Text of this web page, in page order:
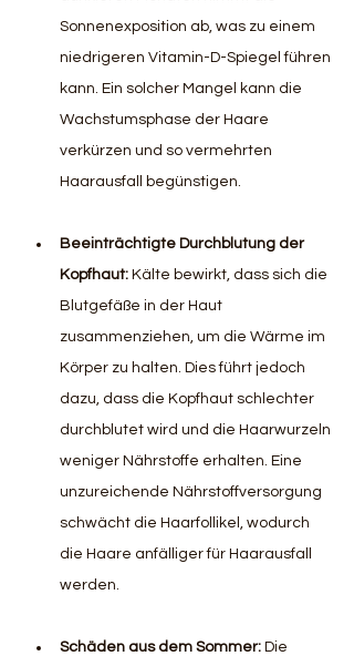
Sonnenexposition ab, was zu einem
niedrigeren Vitamin-D-Spiegel führen
kann. Ein solcher Mangel kann die
Wachstumsphase der Haare
verkürzen und so vermehrten
Haarausfall begünstigen.
Beeinträchtigte Durchblutung der
Kopfhaut: Kälte bewirkt, dass sich die
Blutgefäße in der Haut
zusammenziehen, um die Wärme im
Körper zu halten. Dies führt jedoch
dazu, dass die Kopfhaut schlechter
durchblutet wird und die Haarwurzeln
weniger Nährstoffe erhalten. Eine
unzureichende Nährstoffversorgung
schwächt die Haarfollikel, wodurch
die Haare anfälliger für Haarausfall
werden.
Schäden aus dem Sommer: Die